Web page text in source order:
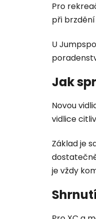
Pro
při
U
Jak
Novou
vidlice
Základ je
je vždy